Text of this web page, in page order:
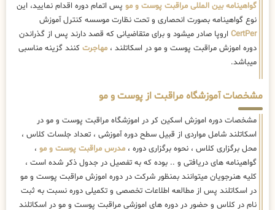
گواهینامه بین المللی مراقبت پوست و مو پس اتمام دوره اقدام نمایید، این
نوع گواهینامه بصورت انحصاری و تحت نظارت موسسه کنترل آموزش
CertPer اروپا صادر میشود و برای متقاضیانی که قصد دارند پس از گذراندن
دوره اموزش مراقبت پوست و مو در اسکاتلند ، مهاجرت کنند گزینه مناسبی
میباشد.
مشخصات آموزشگاه مراقبت از پوست و مو
مشخصات دوره اموزش اسکین کر در اموزشگاه مراقبت پوست و مو در
اسکاتلند شامل مواردی از قبیل سطح دوره آموزشی ، تعداد جلسات کلاس ،
محل برگزاری کلاس ، نحوه برگزاری دوره ، مدرس مراقبت پوست و مو ،
گواهینامه های دریافتی و .. بوده که به تفصیل در جدول ذکر شده است ،
کلیه هنرجویان میتوانند بمنظور شرکت در دوره اموزش مراقبت پوست و مو
در اسکاتلند پس از مطالعه اطلاعات تخصصی و تکمیلی دوره نسبت به ثبت
نام در کلاس و حضور در دوره های اموزشی مراقبت پوست و مو در اسکاتلند